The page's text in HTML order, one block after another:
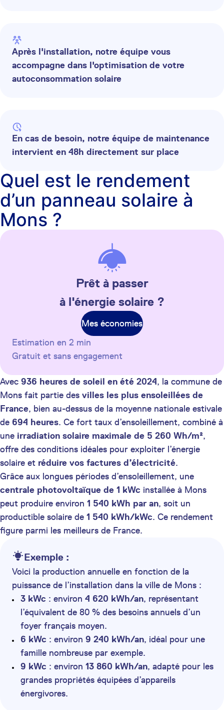
Après l'installation, notre équipe vous
accompagne dans l'optimisation de votre
autoconsommation solaire
En cas de besoin, notre équipe de maintenance
intervient en 48h directement sur place
Quel est le rendement
d’un panneau solaire à
Mons ?
Prêt à passer
à l'énergie solaire ?
Mes économies
Estimation en 2 min
Gratuit et sans engagement
Avec 936 heures de soleil en été 2024, la commune de
Mons fait partie des villes les plus ensoleillées de
France, bien au-dessus de la moyenne nationale estivale
de 694 heures. Ce fort taux d’ensoleillement, combiné à
une irradiation solaire maximale de 5 260 Wh/m²,
offre des conditions idéales pour exploiter l’énergie
solaire et réduire vos factures d’électricité.
Grâce aux longues périodes d’ensoleillement, une
centrale photovoltaïque de 1 kWc installée à Mons
peut produire environ 1 540 kWh par an, soit un
productible solaire de 1 540 kWh/kWc. Ce rendement
figure parmi les meilleurs de France.
Exemple :
Voici la production annuelle en fonction de la
puissance de l’installation dans la ville de Mons :
3 kWc : environ 4 620 kWh/an, représentant
l’équivalent de 80 % des besoins annuels d’un
foyer français moyen.
6 kWc : environ 9 240 kWh/an, idéal pour une
famille nombreuse par exemple.
9 kWc : environ 13 860 kWh/an, adapté pour les
grandes propriétés équipées d’appareils
énergivores.